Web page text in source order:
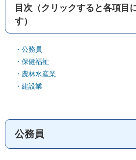
目次（クリックすると各項目
す）
・公務員
・保健福祉
・農林水産業
・建設業
公務員